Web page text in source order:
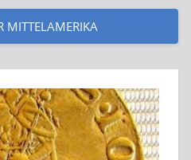
MITTELAMERIKA